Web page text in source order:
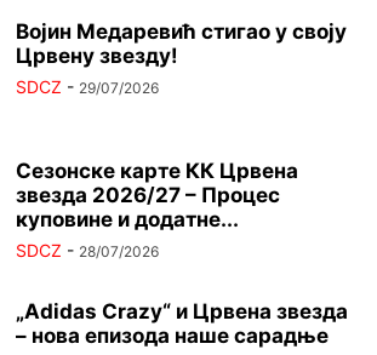
Војин Медаревић стигао у своју
Црвену звезду!
SDCZ - 29/07/2026
Сезонске карте КК Црвена
звезда 2026/27 – Процес
куповине и додатне...
SDCZ - 28/07/2026
„Adidas Crazy“ и Црвена звезда
– нова епизода наше сарадње